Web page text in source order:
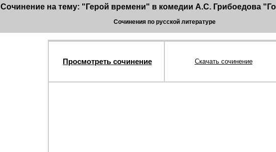
Сочинение на тему: "Герой времени" в комедии А.С. Грибоедова
Сочинения по русской литературе
Просмотреть сочинение Скачать сочинение